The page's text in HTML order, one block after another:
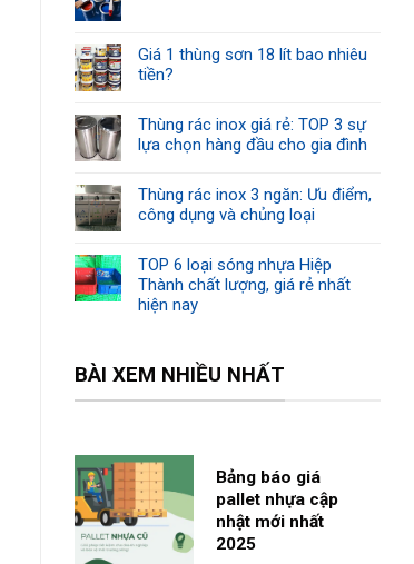
Giá 1 thùng sơn 18 lít bao nhiêu
tiền?
Thùng rác inox giá rẻ: TOP 3 sự
lựa chọn hàng đầu cho gia đình
Thùng rác inox 3 ngăn: Ưu điểm,
công dụng và chủng loại
TOP 6 loại sóng nhựa Hiệp
Thành chất lượng, giá rẻ nhất
hiện nay
BÀI XEM NHIỀU NHẤT
Bảng báo giá
pallet nhựa cập
nhật mới nhất
2025